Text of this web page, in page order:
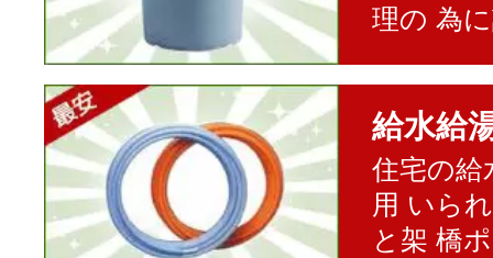
理の 為
給水給
住宅の給
用 いら
と架 橋